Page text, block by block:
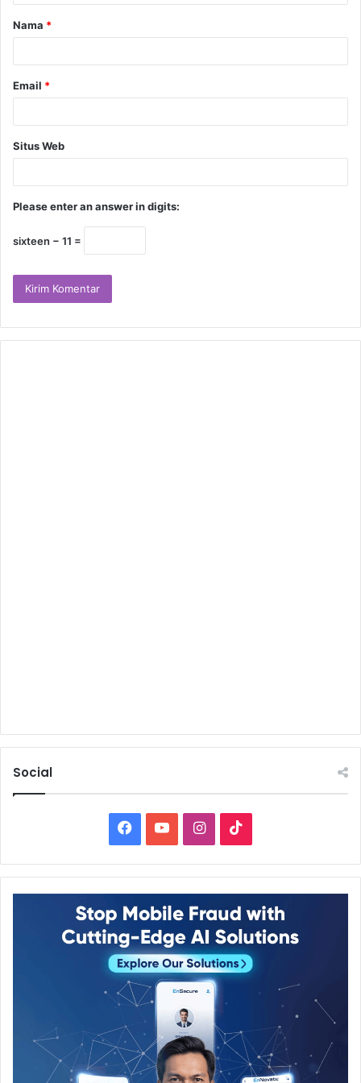
Nama *
Email *
Situs Web
Please enter an answer in digits:
sixteen − 11 =
Social
Facebook
YouTubeInstagram